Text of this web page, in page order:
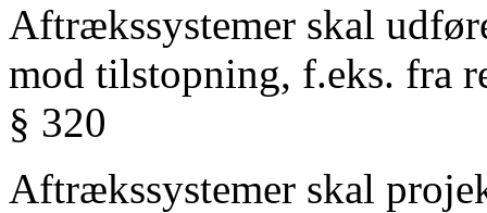
Aftrækssystemer skal
mod tilstopning, f.eks. fra
§ 320
Aftrækssystemer skal